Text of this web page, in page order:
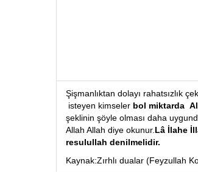
Şişmanlıktan dolayı rahatsızlık
isteyen kimseler bol miktarda
şeklinin şöyle olması daha
Allah Allah diye okunur. Lâ İlahe
resulullah denilmelidir.
Kaynak:Zırhlı dualar (Feyzullah